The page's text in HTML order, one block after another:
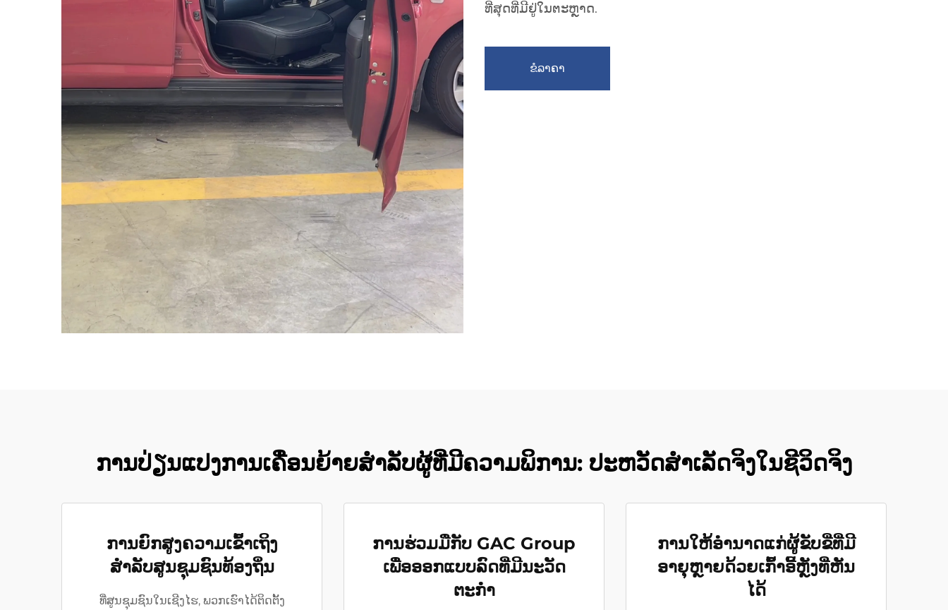
ທີ່ສຸດທີ່ມີຢູ່ໃນຕະຫຼາດ.
ຂໍລາຄາ
ການປ່ຽນແປງການເຄື່ອນຍ້າຍສຳລັບຜູ້ທີ່ມີຄວາມພິການ: ປະຫວັດສຳເລັດຈິງໃນຊີວິດຈິງ
ການຍົກສູງຄວາມເຂົ້າເຖິງ
ສຳລັບສູນຊຸມຊົນທ້ອງຖິ່ນ
ທີ່ສູນຊຸມຊົນໃນເຊີງໄຮ, ພວກເຮົາໄດ້ຕິດຕັ້ງ
ການຮ່ວມມືກັບ GAC Group
ເພື່ອອອກແບບລົດທີ່ມີນະວັດ
ຕະກຳ
ການໃຫ້ອຳນາດແກ່ຜູ້ຂັບຂີ່ທີ່ມີ
ອາຍຸຫຼາຍດ້ວຍເກົ້າອີ້ຫຼັງທີ່ຫັນ
ໄດ້